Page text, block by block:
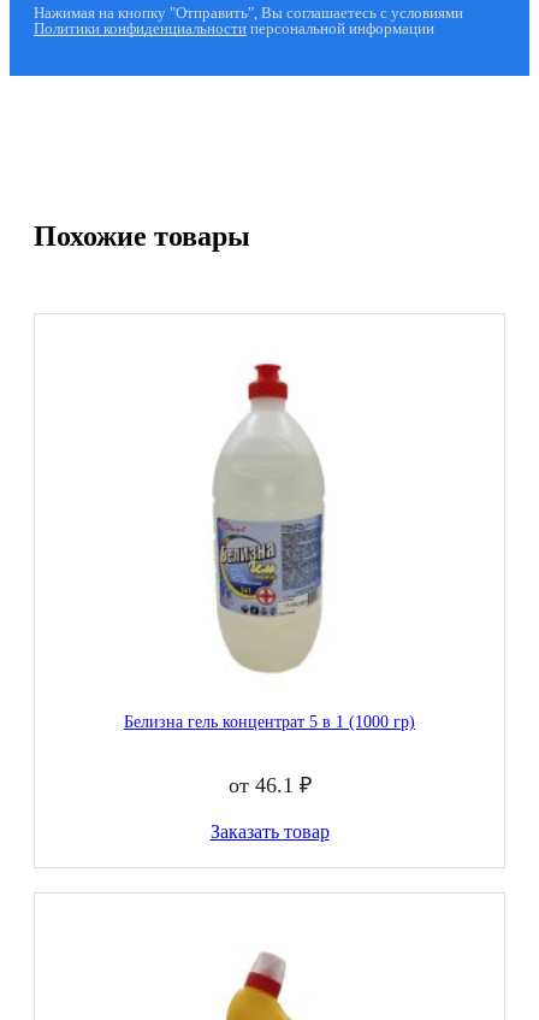
Нажимая на кнопку "Отправить", Вы соглашаетесь с условиями
Политики конфиденциальности персональной информации
Похожие товары
Белизна гель концентрат 5 в 1 (1000 гр)
от 46.1 ₽
Заказать товар